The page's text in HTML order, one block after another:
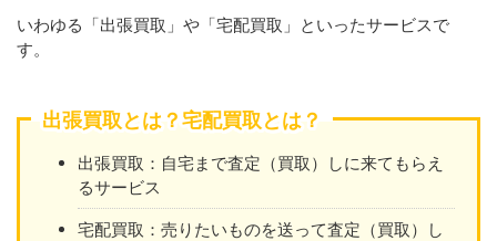
いわゆる「出張買取」や「宅配買取」といったサービスで
す。
出張買取とは？宅配買取とは？
出張買取：自宅まで査定（買取）しに来てもらえ
るサービス
宅配買取：売りたいものを送って査定（買取）し